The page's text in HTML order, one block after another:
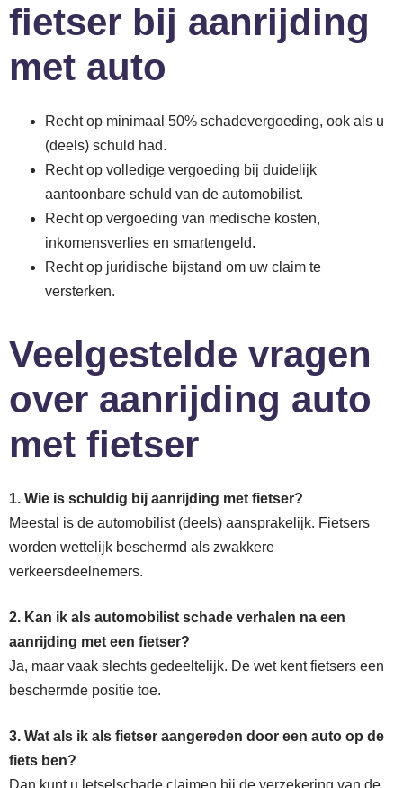
fietser bij aanrijding
met auto
Recht op minimaal 50% schadevergoeding, ook als u
(deels) schuld had.
Recht op volledige vergoeding bij duidelijk
aantoonbare schuld van de automobilist.
Recht op vergoeding van medische kosten,
inkomensverlies en smartengeld.
Recht op juridische bijstand om uw claim te
versterken.
Veelgestelde vragen
over aanrijding auto
met fietser
1. Wie is schuldig bij aanrijding met fietser?
Meestal is de automobilist (deels) aansprakelijk. Fietsers
worden wettelijk beschermd als zwakkere
verkeersdeelnemers.
2. Kan ik als automobilist schade verhalen na een
aanrijding met een fietser?
Ja, maar vaak slechts gedeeltelijk. De wet kent fietsers een
beschermde positie toe.
3. Wat als ik als fietser aangereden door een auto op de
fiets ben?
Dan kunt u letselschade claimen bij de verzekering van de